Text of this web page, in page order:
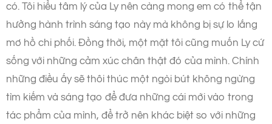
có. Tôi hiểu tâm lý của Ly nên càng mong em có thể tận
hưởng hành trình sáng tạo này mà không bị sự lo lắng
mơ hồ chi phối. Đồng thời, một mặt tôi cũng muốn Ly cứ
sống với những cảm xúc chân thật đó của mình. Chính
những điều ấy sẽ thôi thúc một ngòi bút không ngừng
tìm kiếm và sáng tạo để đưa những cái mới vào trong
tác phẩm của mình, để trở nên khác biệt so với những